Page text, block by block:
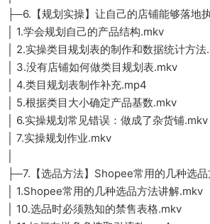
├─6.【规划实操】让自己的店铺能够落地
│ 1.学会规划自己的产品结构.mkv
│ 2.实操类目规划表的制作和数据统计方
│ 3.没有店铺如何做类目规划表.mkv
│ 4.类目规划表制作补充.mp4
│ 5.根据类目大小确定产品基数.mkv
│ 6.实操规划常见错误：做成了杂货铺.mkv
│ 7.实操规划作业.mkv
├─7.【选品方法】Shopee常用的几种选
│ 1.Shopee常用的几种选品方法讲解.mkv
│ 10.选品时必须熟知的禁售表格.mkv